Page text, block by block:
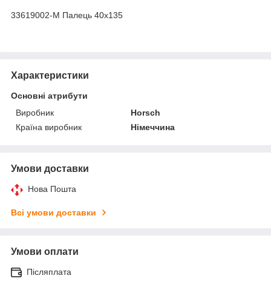
33619002-M Палець 40х135
Характеристики
Основні атрибути
Виробник
Horsch
Країна виробник
Німеччина
Умови доставки
Нова Пошта
Всі умови доставки
Умови оплати
Післяплата